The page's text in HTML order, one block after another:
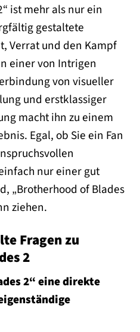
ist mehr als nur ein
gestaltete
Verrat und den Kampf
einer von Intrigen
von visueller
und erstklassiger
macht ihn zu einem
Egal, ob Sie ein Fan
nur einer gut
„Brotherhood of Blades
ziehen.
Fragen zu
2
2“ eine direkte